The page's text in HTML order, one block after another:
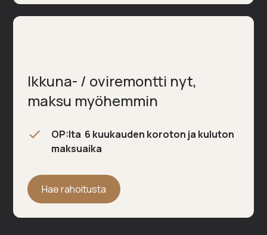
Ikkuna- / oviremontti nyt,
maksu myöhemmin
OP:lta 6 kuukauden koroton ja kuluton
maksuaika
Hae rahoitusta